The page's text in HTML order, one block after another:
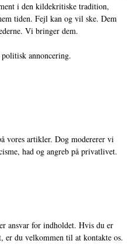
i den kildekritiske tradition,
tiden. Fejl kan og vil ske. Dem
Vi bringer dem.
annoncering.
vores artikler. Dog modererer vi
had og angreb på privatlivet.
ansvar for indholdet. Hvis du er
er du velkommen til at kontakte os.